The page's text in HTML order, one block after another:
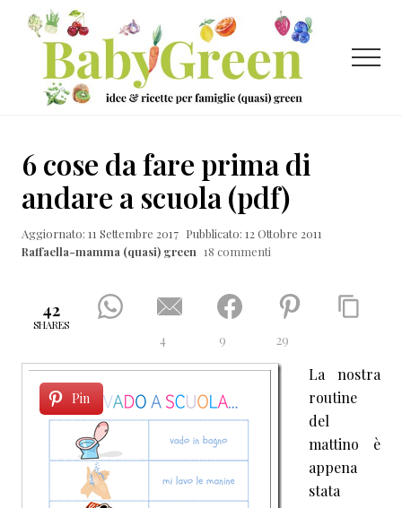
Menu
Passa
contenuto
principale
Passa
laterale
primaria
Passa
ricette
per
famiglie
Menu
6 cose da fare prima di
andare a scuola (pdf)
Aggiornato: 11 Settembre 2017 Pubblicato: 12 Ottobre 2011
Raffaella-mamma (quasi) green 18 commenti
42
SHARES
4 9 29
Pin
La nostra
routine
del
mattino è
appena
stata